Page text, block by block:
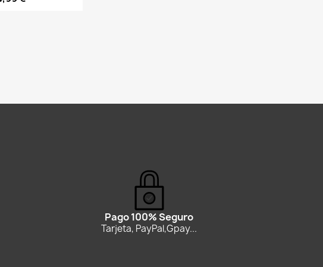
Pago 100% Seguro
Tarjeta, PayPal,Gpay...